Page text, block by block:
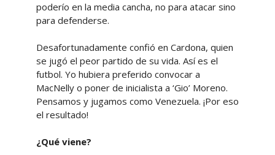
poderío en la media cancha, no para atacar sino
para defenderse.
Desafortunadamente confió en Cardona, quien
se jugó el peor partido de su vida. Así es el
futbol. Yo hubiera preferido convocar a
MacNelly o poner de inicialista a ‘Gio’ Moreno.
Pensamos y jugamos como Venezuela. ¡Por eso
el resultado!
¿Qué viene?